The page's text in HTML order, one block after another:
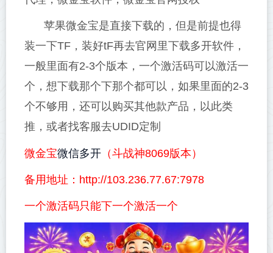
苹果微金宝是直接下载的，但是前提也得
装一下TF，装好tF再去官网里下载多开软件，
一般里面有2-3个版本，一个激活码可以激活一
个，想下载那个下那个都可以，如果里面的2-3
个不够用，还可以购买其他款产品，以此类
推，或者找客服去UDID定制
微金宝微信多开 （斗战神8069版本）
备用地址：http://103.236.77.67:7978
一个激活码只能下一个激活一个